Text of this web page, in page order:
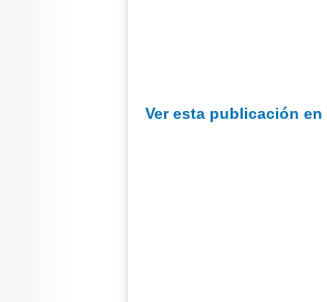
Ver esta publicación en